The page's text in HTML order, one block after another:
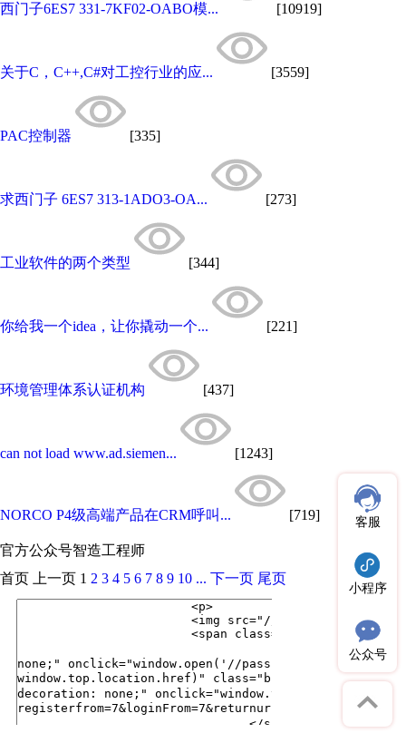
西门子6ES7 331-7KF02-OABO模... [10919]
关于C，C++,C#对工控行业的应... [3559]
PAC控制器 [335]
求西门子 6ES7 313-1ADO3-OA... [273]
工业软件的两个类型 [344]
你给我一个idea，让你撬动一个... [221]
环境管理体系认证机构 [437]
can not load www.ad.siemen... [1243]
NORCO P4级高端产品在CRM呼叫... [719]
官方公众号智造工程师
客服
小程序
公众号
首页 上一页 1 2 3 4 5 6 7 8 9 10 ... 下一页 尾页